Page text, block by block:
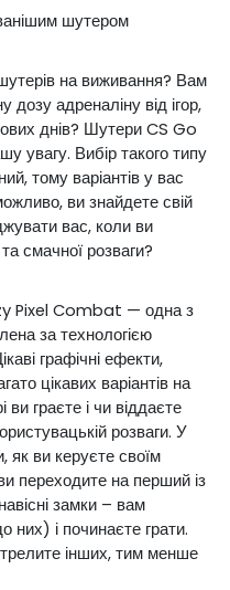
шутером
на виживання? Вам
адреналіну від ігор,
днів? Шутери CS Go
увагу. Вибір такого типу
тому варіантів у вас
ви знайдете свій
вас, коли ви
смачної розваги?
Pixel Combat — одна з
за технологією
графічні ефекти,
цікавих варіантів на
ви граєте і чи віддаєте
розваги. У
як ви керуєте своїм
переходите на перший із
замки – вам
них) і починаєте грати.
інших, тим менше